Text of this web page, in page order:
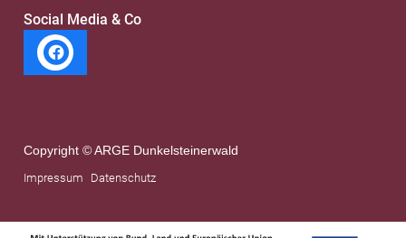
Social Media & Co
Copyright © ARGE Dunkelsteinerwald
Impressum Datenschutz